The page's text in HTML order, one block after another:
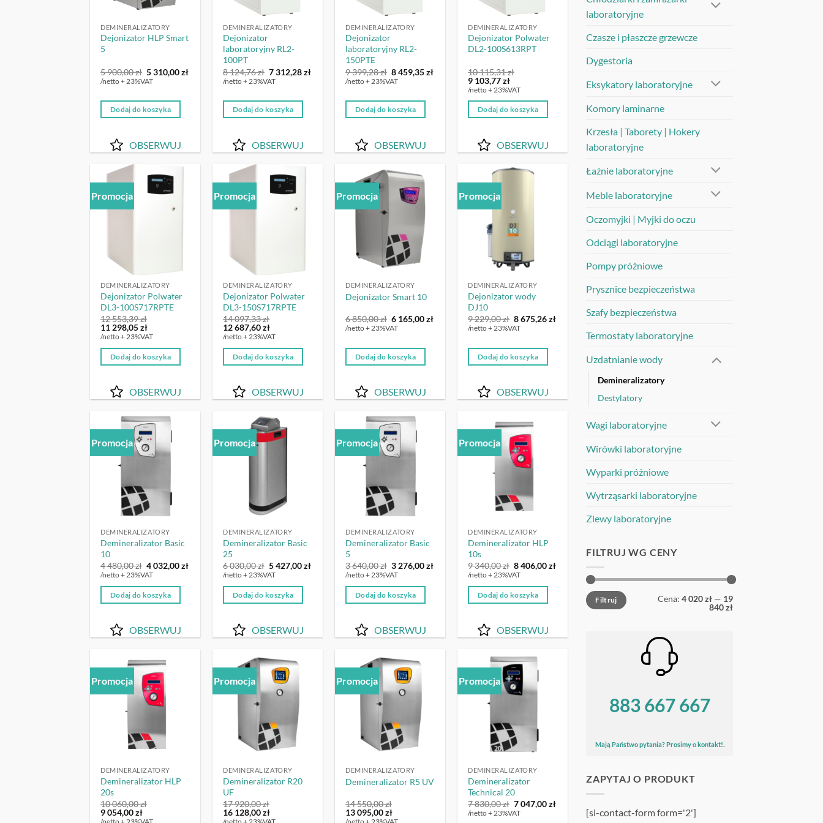
DEMINERALIZATORY
Dejonizator HLP Smart
5
5 900,00zł Pierwotna
cena
900,00 zł.
5 310,00złAktualna
/netto + 23%VAT
Dodaj do koszyka
OBSERWUJ
DEMINERALIZATORY
Dejonizator
laboratoryjny RL2-
100PT
8 124,76zł Pierwotna
cena
124,76 zł.
7 312,28złAktualna
/netto + 23%VAT
Dodaj do koszyka
OBSERWUJ
DEMINERALIZATORY
Dejonizator
laboratoryjny RL2-
150PTE
9 399,28zł Pierwotna
cena
399,28 zł.
8 459,35złAktualna
/netto + 23%VAT
Dodaj do koszyka
OBSERWUJ
DEMINERALIZATORY
Dejonizator Polwater
DL2-100S613RPT
10 115,31zł
Pierwotna
cena
115,31 zł.
9 103,77złAktualna
cena
9
103,77 zł.
/netto + 23%VAT
Dodaj do koszyka
OBSERWUJ
Promocja
DEMINERALIZATORY
Dejonizator Polwater
DL3-100S717RPTE
12 553,39zł
Pierwotna
cena
12
553,39 zł.
11 298,05złAktualna
cena
11
298,05 zł.
/netto + 23%VAT
Dodaj do koszyka
OBSERWUJ
Promocja
DEMINERALIZATORY
Dejonizator Polwater
DL3-150S717RPTE
14 097,33zł
Pierwotna
cena
14
097,33 zł.
12 687,60złAktualna
cena
12
687,60 zł.
/netto + 23%VAT
Dodaj do koszyka
OBSERWUJ
Promocja OBSERWUJ
DEMINERALIZATORY
Dejonizator Smart 10
6 850,00zł Pierwotna
cena
850,00 zł.
6 165,00złAktualna
165,00 zł.
/netto + 23%VAT
Dodaj do koszyka
OBSERWUJ
Promocja
DEMINERALIZATORY
Dejonizator wody
DJ10
9 229,00zł Pierwotna
cena
229,00 zł.
8 675,26złAktualna
/netto + 23%VAT
Dodaj do koszyka
OBSERWUJ
Promocja OBSERWUJ
DEMINERALIZATORY
Demineralizator Basic
10
4 480,00zł Pierwotna
cena
4
480,00 zł.
4 032,00złAktualna
/netto + 23%VAT
Dodaj do koszyka
OBSERWUJ
Promocja OBSERWUJ
DEMINERALIZATORY
Demineralizator Basic
25
6 030,00zł Pierwotna
cena
6
030,00 zł.
5 427,00złAktualna
/netto + 23%VAT
Dodaj do koszyka
OBSERWUJ
Promocja OBSERWUJ
DEMINERALIZATORY
Demineralizator Basic
5
3 640,00zł Pierwotna
cena
3
640,00 zł.
3 276,00złAktualna
/netto + 23%VAT
Dodaj do koszyka
OBSERWUJ
Promocja OBSERWUJ
DEMINERALIZATORY
Demineralizator HLP
10s
9 340,00zł Pierwotna
cena
9
340,00 zł.
8 406,00złAktualna
406,00 zł.
/netto + 23%VAT
Dodaj do koszyka
OBSERWUJ
Promocja OBSERWUJ
DEMINERALIZATORY
Demineralizator HLP
20s
10 060,00zł
Pierwotna
cena
9 054,00złAktualna
cena
Promocja OBSERWUJ
DEMINERALIZATORY
Demineralizator R20
UF
17 920,00zł
Pierwotna
cena
16 128,00złAktualna
cena
Promocja OBSERWUJ
DEMINERALIZATORY
Demineralizator R5 UV
14 550,00zł
Pierwotna
cena
13 095,00złAktualna
cena
Promocja OBSERWUJ
DEMINERALIZATORY
Demineralizator
Technical 20
7 830,00zł Pierwotna
cena
7 047,00złAktualna
/netto + 23%VAT
laboratoryjne
Czasze i płaszcze grzewcze
Dygestoria
Eksykatory laboratoryjne
Komory laminarne
Krzesła | Taborety | Hokery
laboratoryjne
Łaźnie laboratoryjne
Meble laboratoryjne
Oczomyjki | Myjki do oczu
Odciągi laboratoryjne
Pompy próżniowe
Prysznice bezpieczeństwa
Szafy bezpieczeństwa
Termostaty laboratoryjne
Uzdatnianie wody
Demineralizatory
Destylatory
Wagi laboratoryjne
Wirówki laboratoryjne
Wyparki próżniowe
Wytrząsarki laboratoryjne
Zlewy laboratoryjne
FILTRUJ WG CENY
Cena
min
Cena
maxFiltruj Cena: 4 020 zł — 19
840 zł
883 667 667
Mają Państwo pytania? Prosimy o kontakt!.
ZAPYTAJ O PRODUKT
[si-contact-form form='2']